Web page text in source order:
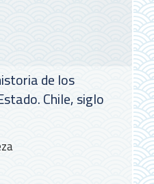
de los
Chile, siglo